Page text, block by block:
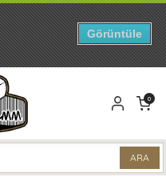
0
Görüntüle